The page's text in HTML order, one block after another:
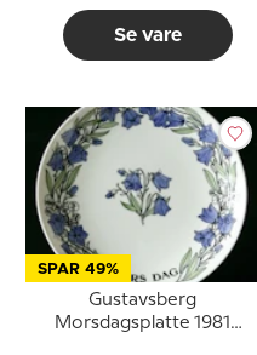
Se vare
SPAR 49%
Gustavsberg
Morsdagsplatte 1981